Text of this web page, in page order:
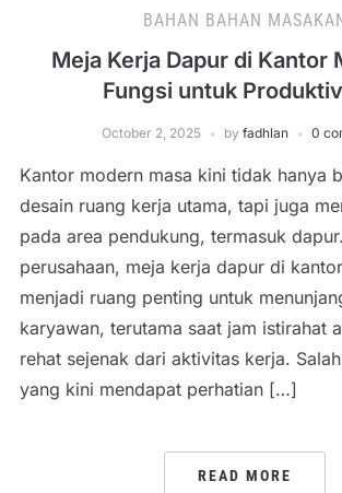
BAHAN BAHAN
Meja Kerja Dapur di Kantor
Fungsi untuk
October 2, 2025 by fadhlan 0
Kantor modern masa kini tidak hanya
desain ruang kerja utama, tapi juga
pada area pendukung, termasuk
perusahaan, meja kerja dapur di
menjadi ruang penting untuk
karyawan, terutama saat jam istirahat
rehat sejenak dari aktivitas kerja.
yang kini mendapat perhatian […]
READ MORE